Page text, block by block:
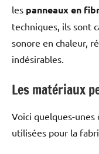
les panneaux en
techniques, ils sont
sonore en chaleur,
indésirables.
Les matériaux
Voici quelques-
utilisées pour la